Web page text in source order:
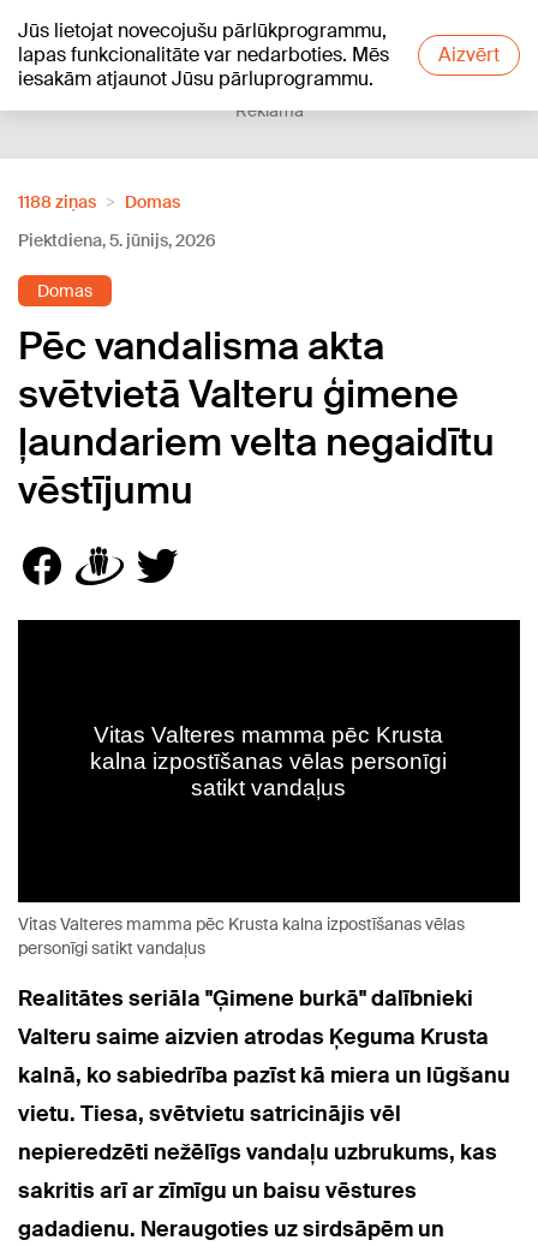
Jūs lietojat novecojušu pārlūkprogrammu,
lapas funkcionalitāte var nedarboties. Mēs
iesakām atjaunot Jūsu pārluprogrammu.
Aizvērt
+26°C
Reklāma
1188 ziņas
Domas
Piektdiena, 5. jūnijs, 2026
Domas
Pēc vandalisma akta
svētvietā Valteru ģimene
ļaundariem velta negaidītu
vēstījumu
Vitas Valteres mamma pēc Krusta kalna izpostīšanas vēlas
personīgi satikt vandaļus
Realitātes seriāla "Ģimene burkā" dalībnieki
Valteru saime aizvien atrodas Ķeguma Krusta
kalnā, ko sabiedrība pazīst kā miera un lūgšanu
vietu. Tiesa, svētvietu satricinājis vēl
nepieredzēti nežēlīgs vandaļu uzbrukums, kas
sakritis arī ar zīmīgu un baisu vēstures
gadadienu. Neraugoties uz sirdsāpēm un